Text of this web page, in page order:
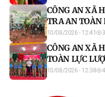
CÔNG AN XÃ
TRA AN TOÀN
DOANH, SỬA
10/08/2026 - 12:41
CÔNG AN XÃ
TOÀN LỰC
BÀN XÃ
10/08/2026 - 12:38